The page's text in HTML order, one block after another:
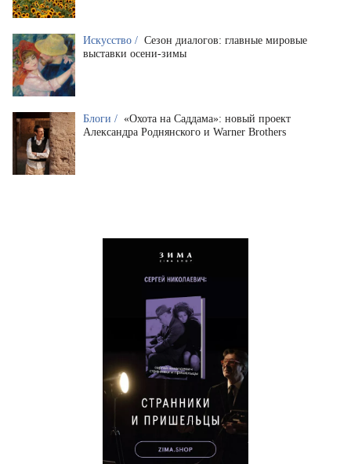
Искусство / Сезон диалогов: главные мировые
выставки осени-зимы
Блоги / «Охота на Саддама»: новый проект
Александра Роднянского и Warner Brothers